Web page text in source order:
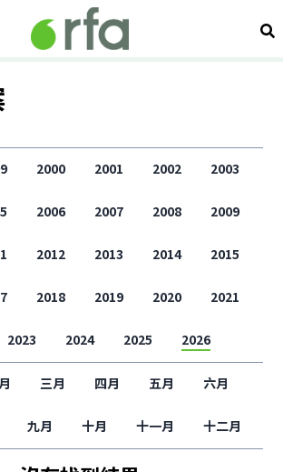
搜
2000 2001 2002 2003
2006 2007 2008 2009
2012 2013 2014 2015
2018 2019 2020 2021
2023 2024 2025 2026
三月 四月 五月 六月
九月 十月 十一月 十二月